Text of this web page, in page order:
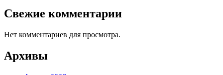
Свежие комментарии
Нет комментариев для просмотра.
Архивы